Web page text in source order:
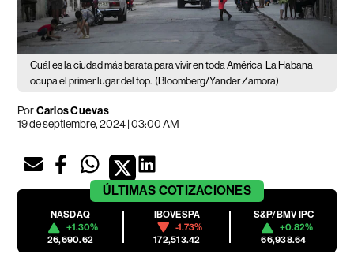
Cuál es la ciudad más barata para vivir en toda América La Habana
ocupa el primer lugar del top. (Bloomberg/Yander Zamora)
PorCarlos Cuevas
19 de septiembre, 2024 | 03:00 AM
ÚLTIMAS COTIZACIONES
NASDAQ
+1.30%
26,690.62
IBOVESPA
-1.73%
172,513.42
S&P/BMV IPC
+0.82%
66,938.64